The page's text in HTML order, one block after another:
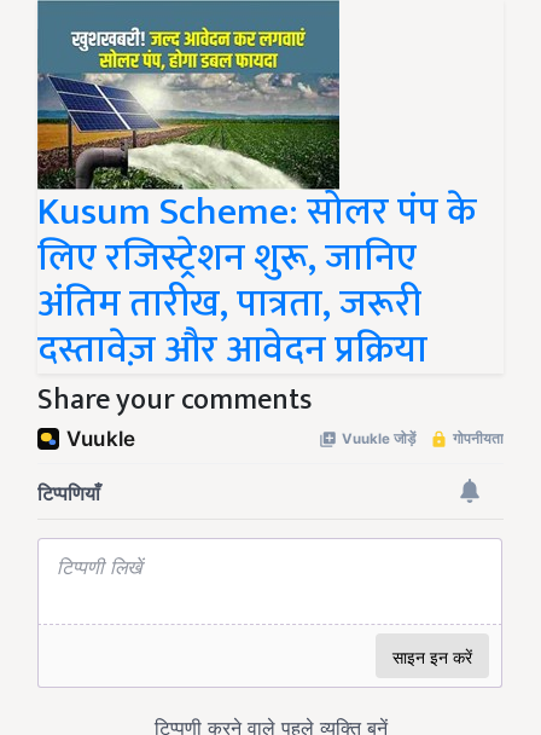
Kusum Scheme: सोलर पंप के
लिए रजिस्ट्रेशन शुरू, जानिए
अंतिम तारीख, पात्रता, जरूरी
दस्तावेज़ और आवेदन प्रक्रिया
Share your comments